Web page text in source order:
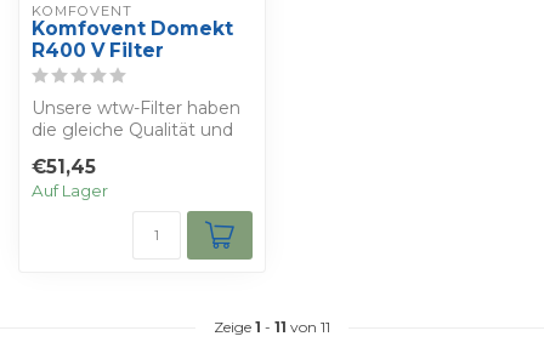
KOMFOVENT
Komfovent Domekt
R400 V Filter
Unsere wtw-Filter haben
die gleiche Qualität und
Eigenschaften wie ...
€51,45
Auf Lager
Zeige 1 - 11 von 11